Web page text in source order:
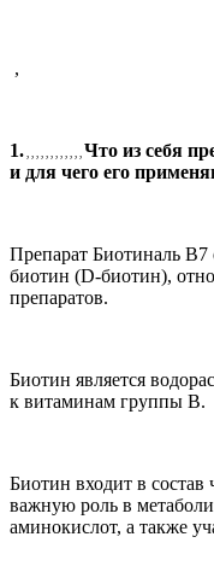
,
1. , , , , , , , , , , , , Что из себя
и для чего его
Препарат Биотиналь В7
биотин (D-биотин),
препаратов.
Биотин является
к витаминам группы В.
Биотин входит в
важную роль в
аминокислот, а также